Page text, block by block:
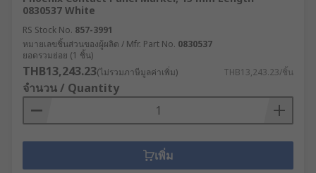
0830537 White
RS Stock No. 857-3991
หมายเลขชิ้นส่วนของผู้ผลิต / Mfr. Part No. 0830537
ยอดรวมย่อย (1 ชิ้น)
THB13,243.23(ไม่รวมภาษีมูลค่าเพิ่ม) THB13,243.23/ชิ้น
จำนวน / Quantity
เพิ่ม